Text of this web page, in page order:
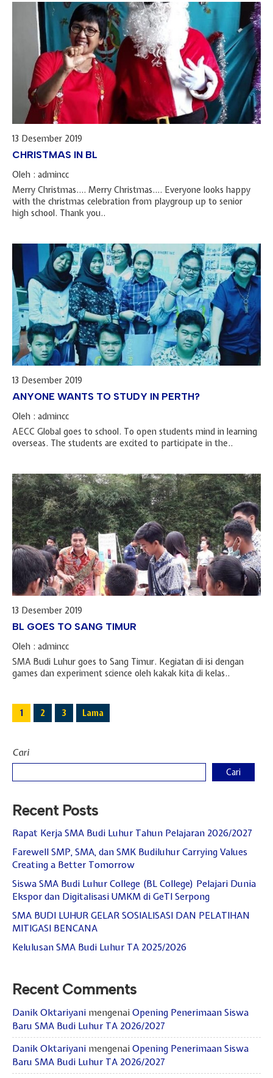
13 Desember 2019
CHRISTMAS IN BL
Oleh : admincc
Merry Christmas…. Merry Christmas…. Everyone looks happy
with the christmas celebration from playgroup up to senior
high school. Thank you..
13 Desember 2019
ANYONE WANTS TO STUDY IN PERTH?
Oleh : admincc
AECC Global goes to school. To open students mind in learning
overseas. The students are excited to participate in the..
13 Desember 2019
BL GOES TO SANG TIMUR
Oleh : admincc
SMA Budi Luhur goes to Sang Timur. Kegiatan di isi dengan
games dan experiment science oleh kakak kita di kelas..
1 2 3 Lama
Cari
Cari
Recent Posts
Rapat Kerja SMA Budi Luhur Tahun Pelajaran 2026/2027
Farewell SMP, SMA, dan SMK Budiluhur Carrying Values
Creating a Better Tomorrow
Siswa SMA Budi Luhur College (BL College) Pelajari Dunia
Ekspor dan Digitalisasi UMKM di GeTI Serpong
SMA BUDI LUHUR GELAR SOSIALISASI DAN PELATIHAN
MITIGASI BENCANA
Kelulusan SMA Budi Luhur TA 2025/2026
Recent Comments
Danik Oktariyani mengenai Opening Penerimaan Siswa
Baru SMA Budi Luhur TA 2026/2027
Danik Oktariyani mengenai Opening Penerimaan Siswa
Baru SMA Budi Luhur TA 2026/2027